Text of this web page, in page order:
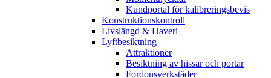
Kundportal för kalibreringsbevis
Konstruktionskontroll
Livslängd & Haveri
Lyftbesiktning
Attraktioner
Besiktning av hissar och portar
Fordonsverkstäder